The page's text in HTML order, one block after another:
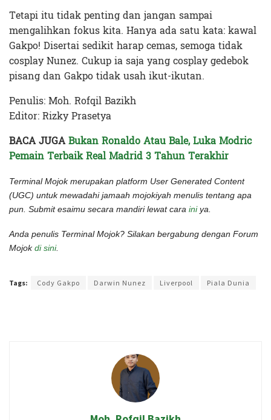
Tetapi itu tidak penting dan jangan sampai
mengalihkan fokus kita. Hanya ada satu kata: kawal
Gakpo! Disertai sedikit harap cemas, semoga tidak
cosplay Nunez. Cukup ia saja yang cosplay gedebok
pisang dan Gakpo tidak usah ikut-ikutan.
Penulis: Moh. Rofqil Bazikh
Editor: Rizky Prasetya
BACA JUGABukan Ronaldo Atau Bale, Luka Modric
Pemain Terbaik Real Madrid 3 Tahun Terakhir
Terminal Mojok merupakan platform User Generated Content
(UGC) untuk mewadahi jamaah mojokiyah menulis tentang apa
pun. Submit esaimu secara mandiri lewat cara iniya.
Anda penulis Terminal Mojok? Silakan bergabung dengan Forum
Mojokdi sini.
Tags: Cody Gakpo Darwin Nunez Liverpool Piala Dunia